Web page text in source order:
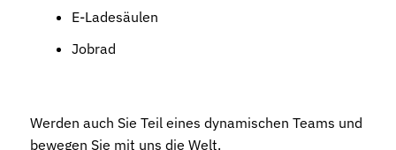
E-Ladesäulen
Jobrad
Werden auch Sie Teil eines dynamischen Teams und
bewegen Sie mit uns die Welt.